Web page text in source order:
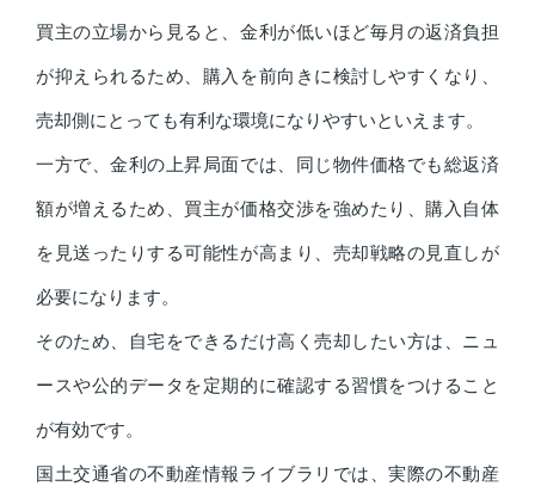
買主の立場から見ると、金利が低いほど毎月の返済負担
が抑えられるため、購入を前向きに検討しやすくなり、
売却側にとっても有利な環境になりやすいといえます。
一方で、金利の上昇局面では、同じ物件価格でも総返済
額が増えるため、買主が価格交渉を強めたり、購入自体
を見送ったりする可能性が高まり、売却戦略の見直しが
必要になります。
そのため、自宅をできるだけ高く売却したい方は、ニュ
ースや公的データを定期的に確認する習慣をつけること
が有効です。
国土交通省の不動産情報ライブラリでは、実際の不動産